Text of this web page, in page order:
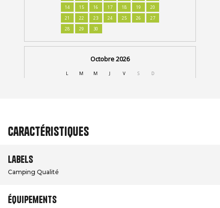
Caractéristiques
Labels
Camping Qualité
Équipements